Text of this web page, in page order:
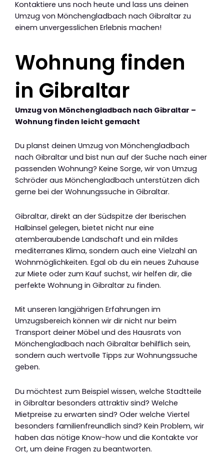
Kontaktiere uns noch heute und lass uns deinen
Umzug von Mönchengladbach nach Gibraltar zu
einem unvergesslichen Erlebnis machen!
Wohnung finden
in Gibraltar
Umzug von Mönchengladbach nach Gibraltar –
Wohnung finden leicht gemacht
Du planst deinen Umzug von Mönchengladbach
nach Gibraltar und bist nun auf der Suche nach einer
passenden Wohnung? Keine Sorge, wir von Umzug
Schröder aus Mönchengladbach unterstützen dich
gerne bei der Wohnungssuche in Gibraltar.
Gibraltar, direkt an der Südspitze der Iberischen
Halbinsel gelegen, bietet nicht nur eine
atemberaubende Landschaft und ein mildes
mediterranes Klima, sondern auch eine Vielzahl an
Wohnmöglichkeiten. Egal ob du ein neues Zuhause
zur Miete oder zum Kauf suchst, wir helfen dir, die
perfekte Wohnung in Gibraltar zu finden.
Mit unseren langjährigen Erfahrungen im
Umzugsbereich können wir dir nicht nur beim
Transport deiner Möbel und des Hausrats von
Mönchengladbach nach Gibraltar behilflich sein,
sondern auch wertvolle Tipps zur Wohnungssuche
geben.
Du möchtest zum Beispiel wissen, welche Stadtteile
in Gibraltar besonders attraktiv sind? Welche
Mietpreise zu erwarten sind? Oder welche Viertel
besonders familienfreundlich sind? Kein Problem, wir
haben das nötige Know-how und die Kontakte vor
Ort, um deine Fragen zu beantworten.